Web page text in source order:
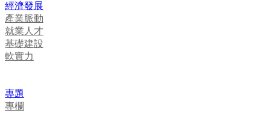
經濟發展
產業脈動
就業人才
基礎建設
軟實力
專題
專欄